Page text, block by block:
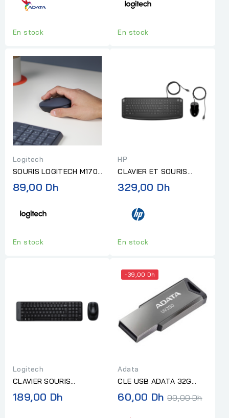
En stock En stock
Logitech
SOURIS LOGITECH M170
SANS FIL
89,00 Dh
En stock
HP
CLAVIER ET SOURIS
FILAIRES HP 200 AZERTY
329,00 Dh
En stock
Logitech
CLAVIER SOURIS
LOGITECH WIRELESS
COMBO MK220 - N/A -
189,00 Dh
-39,00 Dh
Adata
CLE USB ADATA 32G
USB 2.0 METAL
60,00 Dh Prix
99,00 Dh